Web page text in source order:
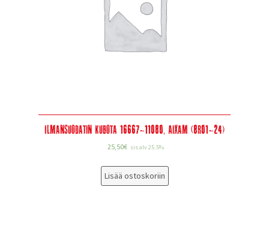
Ilmansuodatin Kubota 16667-11080, Aixam (8R01-24)
25,50€ sis alv 25.5%
Lisää ostoskoriin